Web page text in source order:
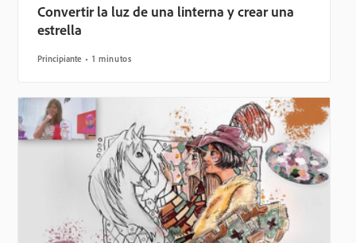
Convertir la luz de una linterna y crear una
estrella
Principiante 1 minutos